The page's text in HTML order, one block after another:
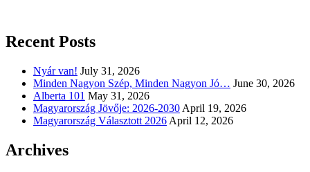
Recent Posts
Nyár van! July 31, 2026
Minden Nagyon Szép, Minden Nagyon Jó… June 30, 2026
Alberta 101 May 31, 2026
Magyarország Jövője: 2026-2030 April 19, 2026
Magyarország Választott 2026 April 12, 2026
Archives